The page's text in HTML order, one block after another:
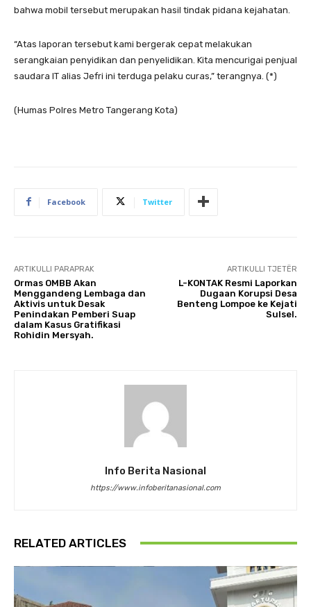
bahwa mobil tersebut merupakan hasil tindak pidana kejahatan.
“Atas laporan tersebut kami bergerak cepat melakukan
serangkaian penyidikan dan penyelidikan. Kita mencurigai penjual
saudara IT alias Jefri ini terduga pelaku curas,” terangnya. (*)
(Humas Polres Metro Tangerang Kota)
Facebook Twitter
ARTIKULLI PARAPRAK
Ormas OMBB Akan
Menggandeng Lembaga dan
Aktivis untuk Desak
Penindakan Pemberi Suap
dalam Kasus Gratifikasi
Rohidin Mersyah.
ARTIKULLI TJETËR
L-KONTAK Resmi Laporkan
Dugaan Korupsi Desa
Benteng Lompoe ke Kejati
Sulsel.
Info Berita Nasional
https://www.infoberitanasional.com
RELATED ARTICLES